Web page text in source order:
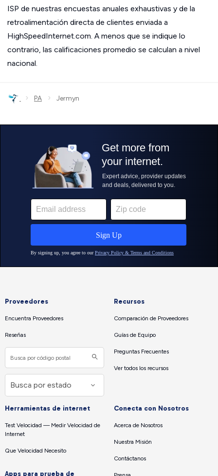
ISP de nuestras encuestas anuales exhaustivas y de la
retroalimentación directa de clientes enviada a
HighSpeedInternet.com. A menos que se indique lo
contrario, las calificaciones promedio se calculan a nivel
nacional.
› PA › Jermyn
Proveedores
Encuentra Proveedores
Reseñas
Recursos
Comparación de Proveedores
Guías de Equipo
Preguntas Frecuentes
Ver todos los recursos
Herramientas de internet
Test Velocidad — Medir Velocidad de
Internet
Que Velocidad Necesito
Apps para prueba de
Conecta con Nosotros
Acerca de Nosotros
Nuestra Misión
Contáctanos